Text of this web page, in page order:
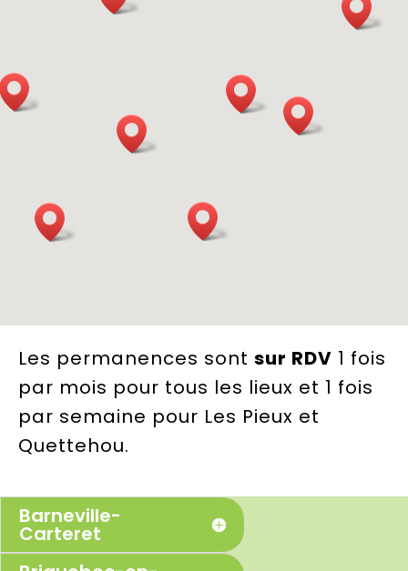
Les permanences sont sur RDV 1 fois
par mois pour tous les lieux et 1 fois
par semaine pour Les Pieux et
Quettehou.
Barneville-
Carteret